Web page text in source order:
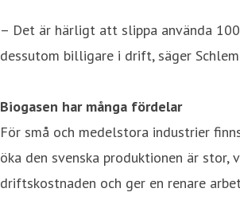
– Det är härligt att slippa använda
dessutom billigare i drift, säger
Biogasen har många fördelar
För små och medelstora industrier
öka den svenska produktionen är
driftskostnaden och ger en renare